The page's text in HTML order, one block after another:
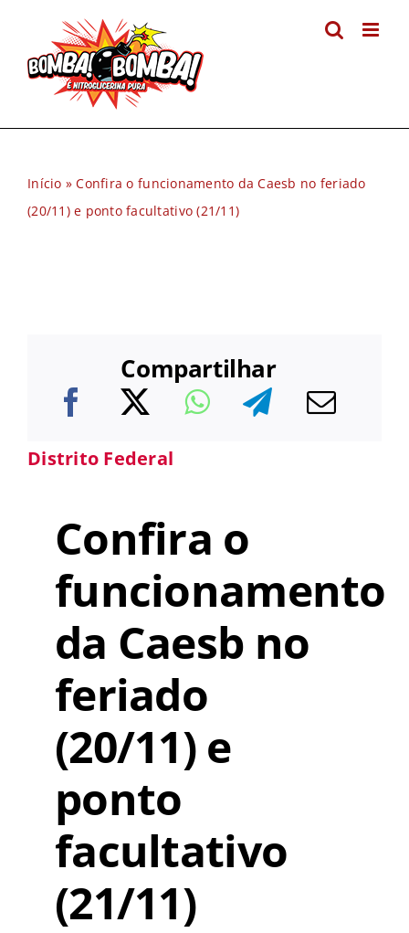
conteúdo
Início »Confira o funcionamento da Caesb no feriado
(20/11) e ponto facultativo (21/11)
Compartilhar
Distrito Federal
Confira o
funcionamento
da Caesb no
feriado
(20/11) e
ponto
facultativo
(21/11)